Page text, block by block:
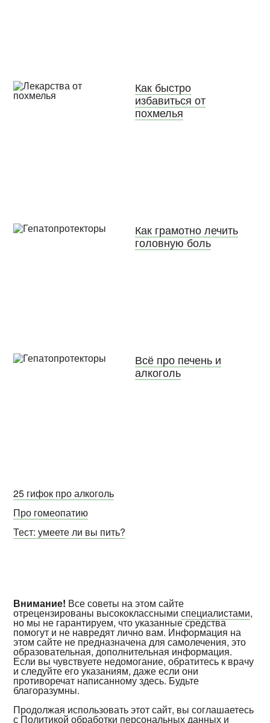
Как быстро
избавиться от
похмелья
Как грамотно лечить
головную боль
Всё про печень и
алкоголь
25 гифок про алкоголь
Про гомеопатию
Тест: умеете ли вы пить?
Внимание! Все советы на этом сайте
отрецензированы высококласснымиспециалистами,
но мы не гарантируем, что указанные средства
помогут и не навредят лично вам. Информация на
этом сайте не предназначена для самолечения, это
образовательная, дополнительная информация.
Если вы чувствуете недомогание, обратитесь к врачу
и следуйте его указаниям, даже если они
противоречат написанному здесь. Будьте
благоразумны.
Продолжая использовать этот сайт, вы соглашаетесь
с Политикой обработки персональных данных и